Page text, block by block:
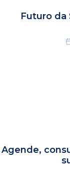
Futuro da
Agende,